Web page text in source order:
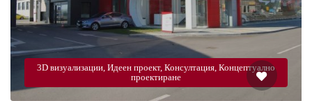
3D визуализации, Идеен проект, Консултация, Концептуално
проектиране